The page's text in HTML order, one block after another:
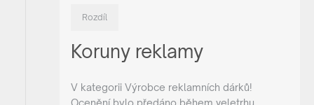
Rozdíl
Koruny reklamy
V kategorii Výrobce reklamních dárků!